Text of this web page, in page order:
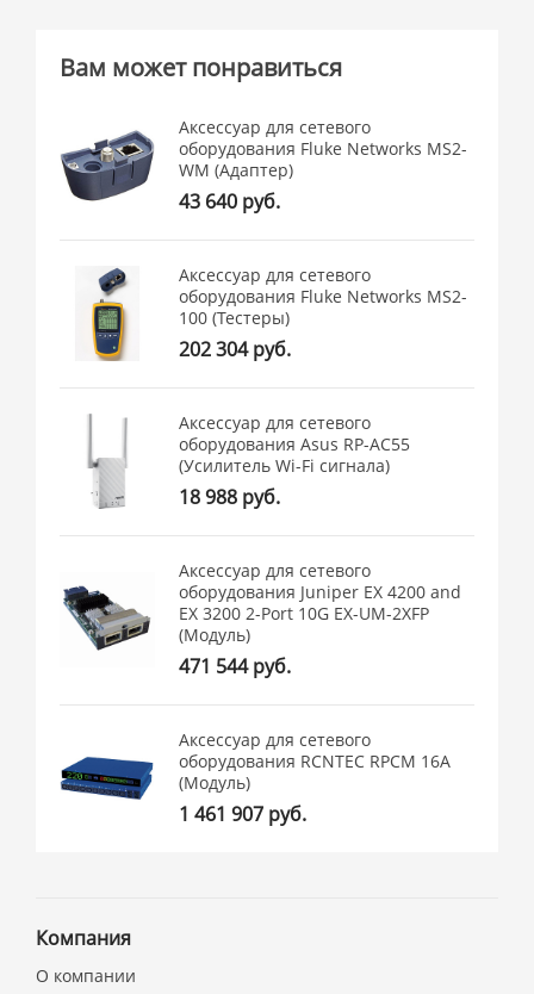
Вам может понравиться
Аксессуар для сетевого
оборудования Fluke Networks MS2-
WM (Адаптер)
43 640 руб.
Аксессуар для сетевого
оборудования Fluke Networks MS2-
100 (Тестеры)
202 304 руб.
Аксессуар для сетевого
оборудования Asus RP-AC55
(Усилитель Wi-Fi сигнала)
18 988 руб.
Аксессуар для сетевого
оборудования Juniper EX 4200 and
EX 3200 2-Port 10G EX-UM-2XFP
(Модуль)
471 544 руб.
Аксессуар для сетевого
оборудования RCNTEC RPCM 16A
(Модуль)
1 461 907 руб.
Компания
О компании